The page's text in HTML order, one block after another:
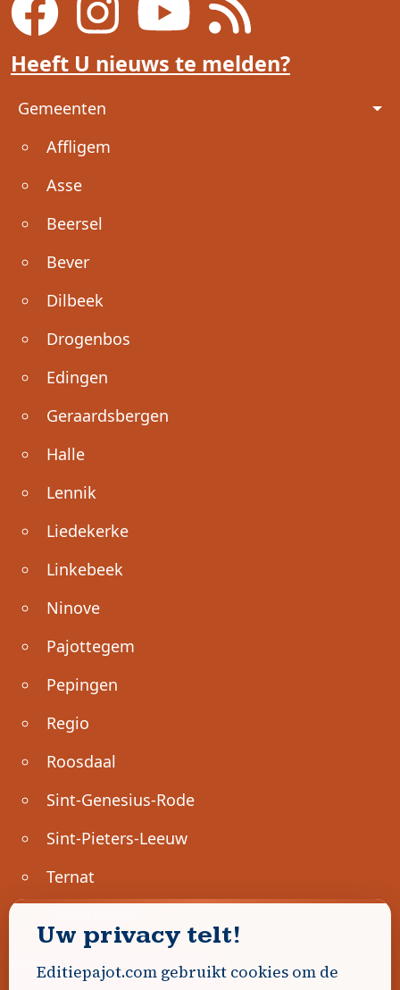
Heeft U nieuws te melden?
Voet
Gemeenten
Affligem
Asse
Beersel
Bever
Dilbeek
Drogenbos
Edingen
Geraardsbergen
Halle
Lennik
Liedekerke
Linkebeek
Ninove
Pajottegem
Pepingen
Regio
Roosdaal
Sint-Genesius-Rode
Sint-Pieters-Leeuw
Ternat
Geen advertenties gevonden.
Uw privacy telt!
Editiepajot.com gebruikt cookies om de